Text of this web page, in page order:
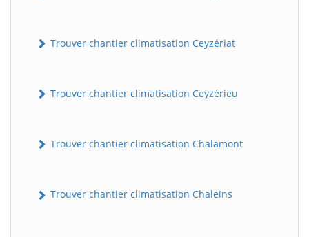
Trouver chantier climatisation Ceyzériat
Trouver chantier climatisation Ceyzérieu
Trouver chantier climatisation Chalamont
Trouver chantier climatisation Chaleins